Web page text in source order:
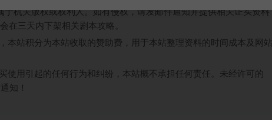
于机关版权或权利人。如有侵权，请发邮件通知并提供相关证实资料
在三天内下架相关剧本攻略。
本站积分为本站收取的赞助费，用于本站整理资料的时间成本及网站
使用引起的任何行为和纠纷，本站概不承担任何责任。未经许可的
知！